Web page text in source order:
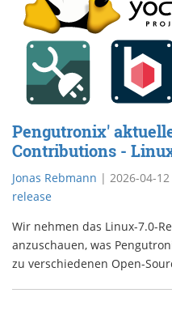
Pengutronix'
Contributions -
Jonas Rebmann | 2026-04-12
release
Wir nehmen das Linux-7.0-
anzuschauen, was
zu verschiedenen Open-